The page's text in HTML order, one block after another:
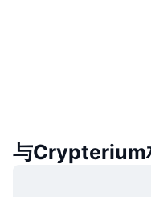
与Crypterium